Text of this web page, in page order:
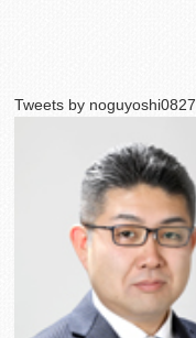
Tweets by noguyoshi0827